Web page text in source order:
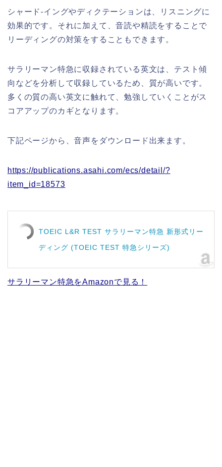
シャード-イングやディクテーションは、リスニングに
効果的です。それに加えて、音読や精読をすることで
リーディングの対策をすることもできます。
サラリーマン特急に収録されている英文は、テスト傾
向などを分析して収録しているため、質が高いです。
多くの質の高い英文に触れて、勉強していくことがス
コアアップのカギとなります。
下記ページから、音声をダウンロード出来ます。
https://publications.asahi.com/ecs/detail/?
item_id=18573
TOEIC L&R TEST サラリーマン特急 新形式リー
ディング (TOEIC TEST 特急シリーズ)
サラリーマン特急をAmazonで見る！